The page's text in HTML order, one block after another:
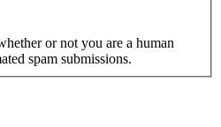
or not you are a human
spam submissions.